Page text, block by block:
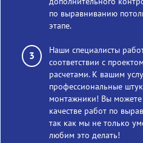
по выравниванию
этапе.
Наши специалисты
соответствии с
расчетами. К вашим
профессиональные
монтажники! Вы
качестве работ по
так как мы не только
любим это делать!